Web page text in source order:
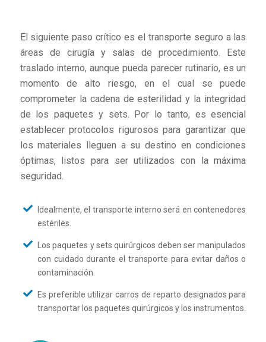
El siguiente paso crítico es el transporte seguro a las
áreas de cirugía y salas de procedimiento. Este
traslado interno, aunque pueda parecer rutinario, es un
momento de alto riesgo, en el cual se puede
comprometer la cadena de esterilidad y la integridad
de los paquetes y sets. Por lo tanto, es esencial
establecer protocolos rigurosos para garantizar que
los materiales lleguen a su destino en condiciones
óptimas, listos para ser utilizados con la máxima
seguridad.
Idealmente, el transporte interno será en contenedores
estériles.
Los paquetes y sets quirúrgicos deben ser manipulados
con cuidado durante el transporte para evitar daños o
contaminación.
Es preferible utilizar carros de reparto designados para
transportar los paquetes quirúrgicos y los instrumentos.